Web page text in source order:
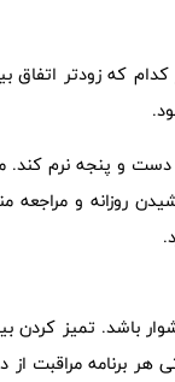
که زودتر اتفاق
و پنجه نرم کند.
روزانه و مراجعه
باشد. تمیز کردن
هر برنامه مراقبت